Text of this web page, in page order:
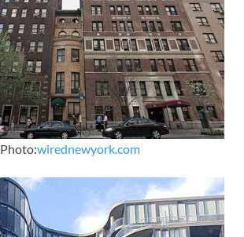
Photo:wirednewyork.com